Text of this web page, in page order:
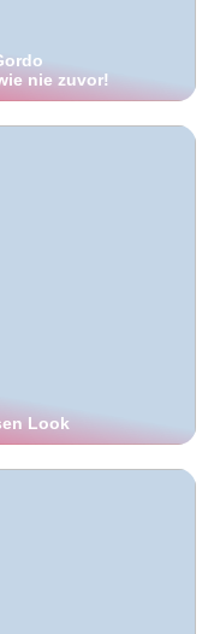
nie zuvor!
Look